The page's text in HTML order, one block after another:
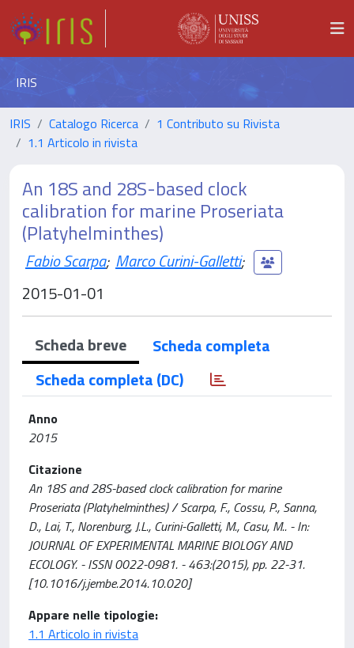
IRIS
IRIS Catalogo Ricerca
1 Contributo su Rivista
1.1 Articolo in rivista
An 18S and 28S-based clock
calibration for marine Proseriata
(Platyhelminthes)
Fabio Scarpa; Marco Curini-Galletti;
2015-01-01
Scheda breve
Scheda completa
Scheda completa (DC)
Anno
2015
Citazione
An 18S and 28S-based clock calibration for marine
Proseriata (Platyhelminthes) / Scarpa, F., Cossu, P., Sanna,
D., Lai, T., Norenburg, J.L., Curini-Galletti, M., Casu, M.. - In:
JOURNAL OF EXPERIMENTAL MARINE BIOLOGY AND
ECOLOGY. - ISSN 0022-0981. - 463:(2015), pp. 22-31.
[10.1016/j.jembe.2014.10.020]
Appare nelle tipologie:
1.1 Articolo in rivista